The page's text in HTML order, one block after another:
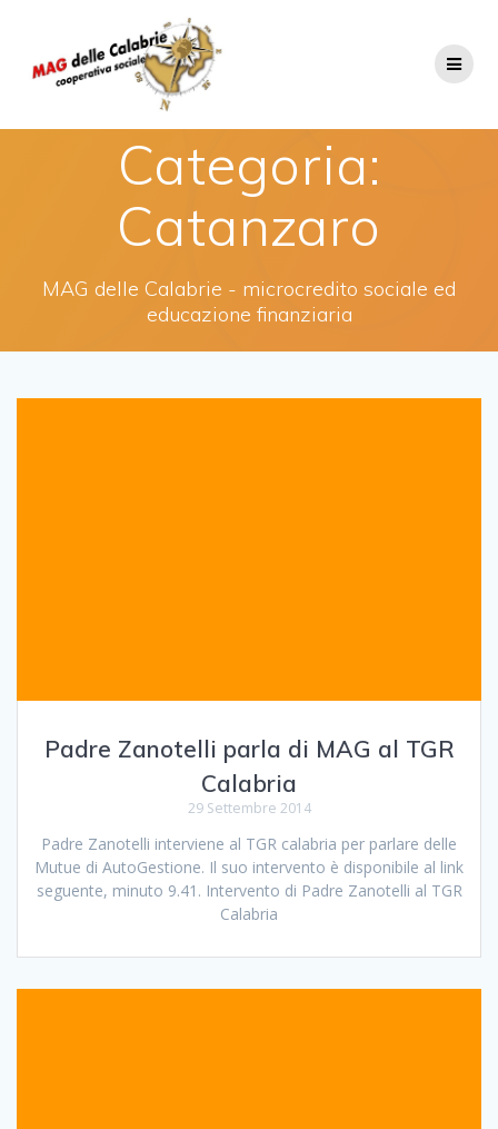
Categoria:
Catanzaro
MAG delle Calabrie - microcredito sociale ed
educazione finanziaria
Padre Zanotelli parla di MAG al TGR
Calabria
29 Settembre 2014
Padre Zanotelli interviene al TGR calabria per parlare delle
Mutue di AutoGestione. Il suo intervento è disponibile al link
seguente, minuto 9.41. Intervento di Padre Zanotelli al TGR
Calabria